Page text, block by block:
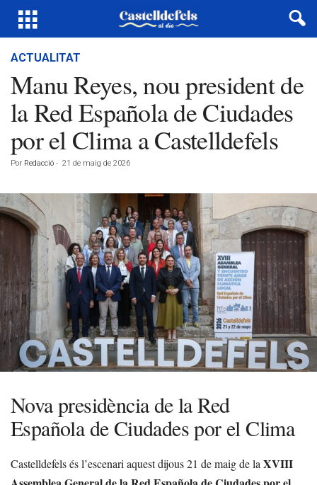
ACTUALITAT
Manu Reyes, nou president de
la Red Española de Ciudades
por el Clima a Castelldefels
Por Redacció - 21 de maig de 2026
Nova presidència de la Red
Española de Ciudades por el Clima
Castelldefels és l’escenari aquest dijous 21 de maig de la XVIII